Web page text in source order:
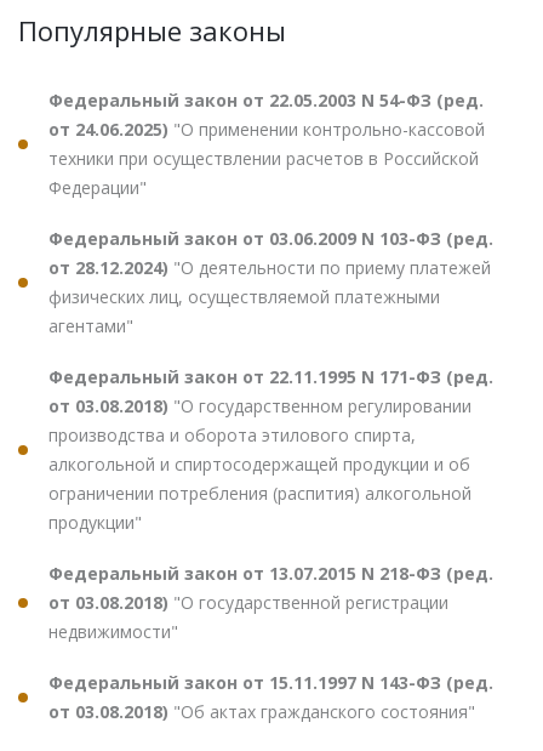
Популярные законы
Федеральный закон от 22.05.2003 N 54-ФЗ (ред.
от 24.06.2025) "О применении контрольно-кассовой
техники при осуществлении расчетов в Российской
Федерации"
Федеральный закон от 03.06.2009 N 103-ФЗ (ред.
от 28.12.2024) "О деятельности по приему платежей
физических лиц, осуществляемой платежными
агентами"
Федеральный закон от 22.11.1995 N 171-ФЗ (ред.
от 03.08.2018) "О государственном регулировании
производства и оборота этилового спирта,
алкогольной и спиртосодержащей продукции и об
ограничении потребления (распития) алкогольной
продукции"
Федеральный закон от 13.07.2015 N 218-ФЗ (ред.
от 03.08.2018) "О государственной регистрации
недвижимости"
Федеральный закон от 15.11.1997 N 143-ФЗ (ред.
от 03.08.2018) "Об актах гражданского состояния"